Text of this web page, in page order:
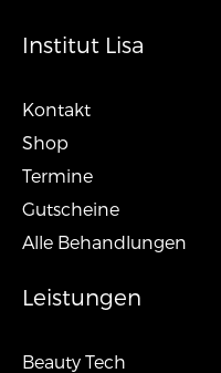
Institut Lisa
Kontakt
Shop
Termine
Gutscheine
Alle Behandlungen
Leistungen
Beauty Tech